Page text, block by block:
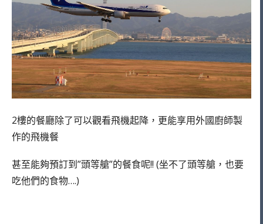
2樓的餐廳除了可以觀看飛機起降，更能享用外國廚師製
作的飛機餐
甚至能夠預訂到”頭等艙”的餐食呢!! (坐不了頭等艙，也要
吃他們的食物….)